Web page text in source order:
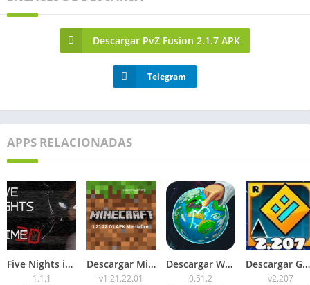
Descargar PvZ Fusion 2.1.7 APK
Telegram
APPS RELACIONADAS
Five Nights in Anime 3D APK 2026 para Android
1.1.1
Descargar Minecraft 1.21.22.01 APK Mediafire
v1.21.22.01
Descargar WorldBox Premium APK Todo Desbloqueado 2026
0.51.2
Descargar Geometry Dash 2.207 APK 2026 Todo Desbloqueado
v2.207